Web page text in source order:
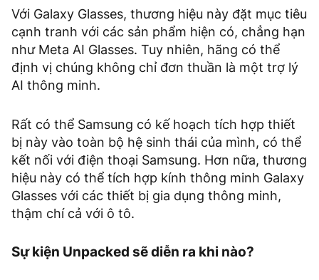
Với Galaxy Glasses, thương hiệu này đặt mục tiêu
cạnh tranh với các sản phẩm hiện có, chẳng hạn
như Meta AI Glasses. Tuy nhiên, hãng có thể
định vị chúng không chỉ đơn thuần là một trợ lý
AI thông minh.
Rất có thể Samsung có kế hoạch tích hợp thiết
bị này vào toàn bộ hệ sinh thái của mình, có thể
kết nối với điện thoại Samsung. Hơn nữa, thương
hiệu này có thể tích hợp kính thông minh Galaxy
Glasses với các thiết bị gia dụng thông minh,
thậm chí cả với ô tô.
Sự kiện Unpacked sẽ diễn ra khi nào?